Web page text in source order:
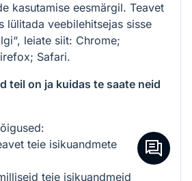
kasutamise eesmärgil. Teavet
lülitada veebilehitsejas sisse
leiate siit: Chrome;
Safari.
teil on ja kuidas te saate neid
teie isikuandmete
teie isikuandmeid